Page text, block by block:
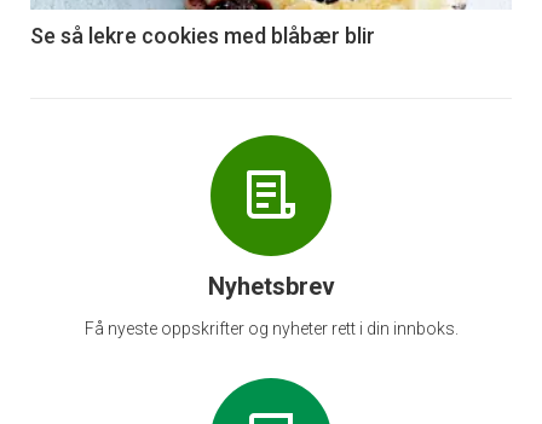
6
Se så lekre cookies med blåbær blir
Nyhetsbrev
Få nyeste oppskrifter og nyheter rett i din innboks.